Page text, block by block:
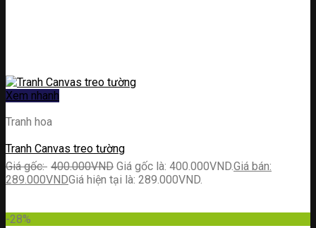
Xem nhanh
Tranh hoa
Tranh Canvas treo tường
400.000VND Giá gốc là: 400.000VND.
289.000VNDGiá hiện tại là: 289.000VND.
-28%